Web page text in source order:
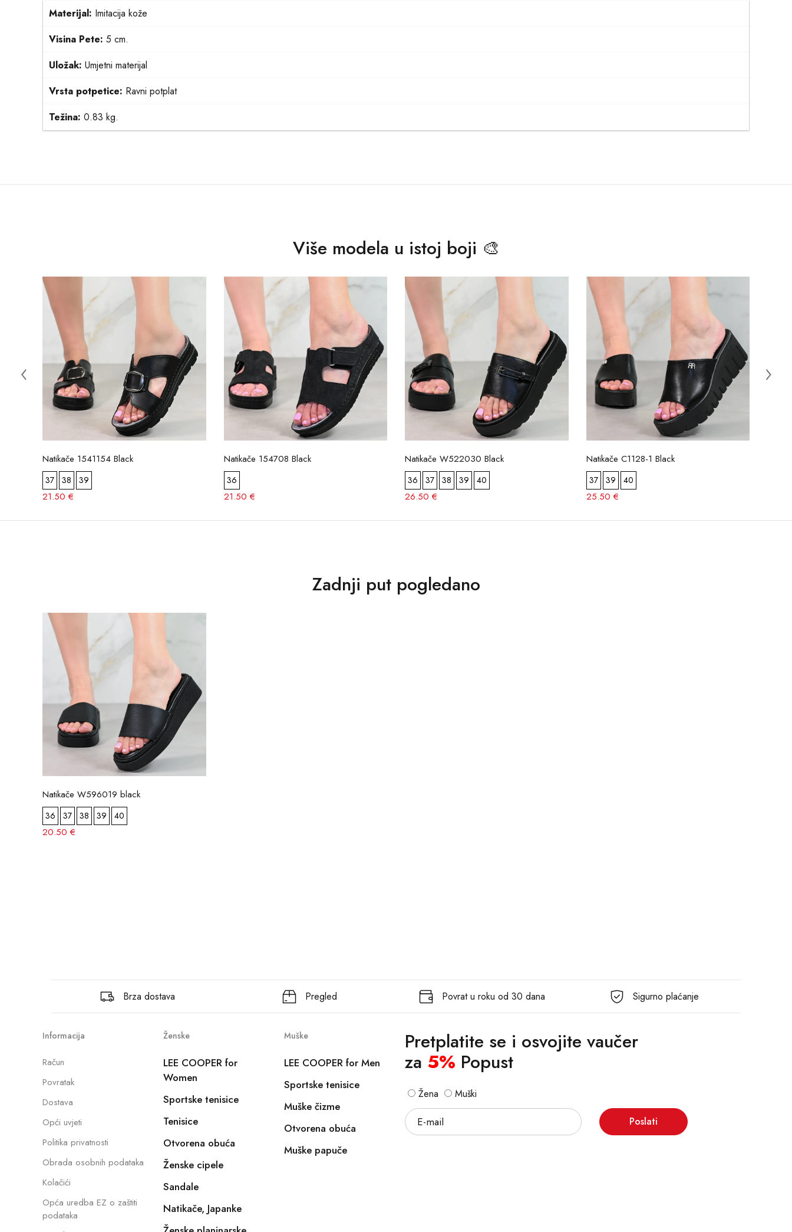
Materijal: Imitacija kože
Visina Pete: 5 cm.
Uložak: Umjetni materijal
Vrsta potpetice: Ravni potplat
Težina: 0.83 kg.
Više modela u istoj boji 🎨
Natikače 1541154 Black
37 38 39
21.50 €
Natikače 154708 Black
36
21.50 €
Natikače W522030 Black
36 37 38 39 40
26.50 €
Natikače C1128-1 Black
37 39 40
25.50 €
Zadnji put pogledano
Natikače W596019 black
36 37 38 39 40
20.50 €
Brza dostava Pregled Povrat u roku od 30 dana Sigurno plaćanje
Informacija
Račun
Povratak
Dostava
Opći uvjeti
Politika privatnosti
Obrada osobnih podataka
Kolačići
Opća uredba EZ o zaštiti
podataka
Ženske
LEE COOPER for
Women
Sportske tenisice
Tenisice
Otvorena obuća
Ženske cipele
Sandale
Natikače, Japanke
Muške
LEE COOPER for Men
Sportske tenisice
Muške čizme
Otvorena obuća
Muške papuče
Pretplatite se i osvojite vaučer
za 5% Popust
Žena Muški
Poslati